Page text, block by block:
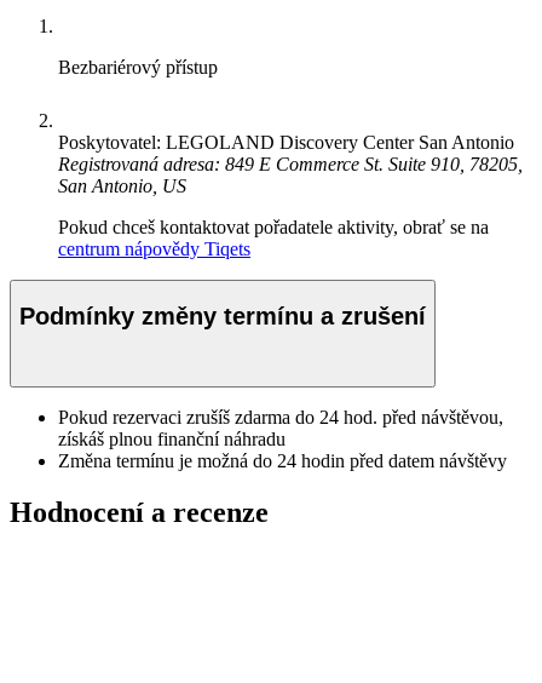
Bezbariérový přístup
Poskytovatel: LEGOLAND Discovery Center San Antonio
Registrovaná adresa: 849 E Commerce St. Suite 910, 78205,
San Antonio, US
Pokud chceš kontaktovat pořadatele aktivity, obrať se na
centrum nápovědy Tiqets
Podmínky změny termínu a zrušení
Pokud rezervaci zrušíš zdarma do 24 hod. před návštěvou,
získáš plnou finanční náhradu
Změna termínu je možná do 24 hodin před datem návštěvy
Hodnocení a recenze